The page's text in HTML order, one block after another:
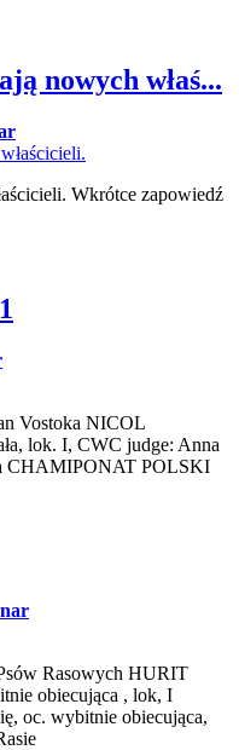
nowych właś...
Wkrótce zapowiedź
Vostoka NICOL
lok. I, CWC judge: Anna
CHAMIPONAT POLSKI
Rasowych HURIT
obiecująca , lok, I
oc. wybitnie obiecująca,